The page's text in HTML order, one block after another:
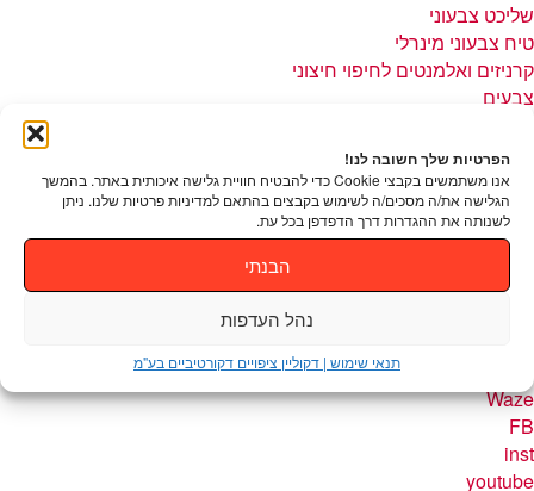
הפרטיות שלך חשובה לנו!
אנו משתמשים בקבצי Cookie כדי להבטיח חוויית גלישה איכותית באתר. בהמשך
הגלישה את/ה מסכים/ה לשימוש בקבצים בהתאם למדיניות פרטיות שלנו. ניתן
לשנותה את ההגדרות דרך הדפדפן בכל עת.
הבנתי
נהל העדפות
תנאי שימוש | דקוליין ציפויים דקורטיביים בע"מ
שליכט צבעוני
טיח צבעוני מינרלי
קרניזים ואלמנטים לחיפוי חיצוני
צבעים
טופסיל
טופסנד F-80
סנדסיל S-80
חומרי תשתית
אודות
Waze
FB
inst
youtube